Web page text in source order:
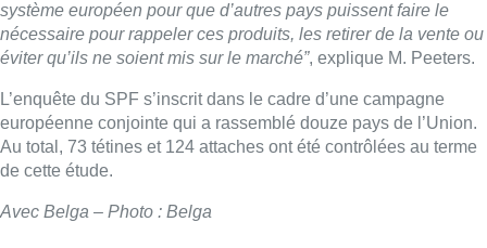
système européen pour que d’autres pays puissent faire le
nécessaire pour rappeler ces produits, les retirer de la vente ou
éviter qu’ils ne soient mis sur le marché”, explique M. Peeters.
L’enquête du SPF s’inscrit dans le cadre d’une campagne
européenne conjointe qui a rassemblé douze pays de l’Union.
Au total, 73 tétines et 124 attaches ont été contrôlées au terme
de cette étude.
Avec Belga – Photo : Belga